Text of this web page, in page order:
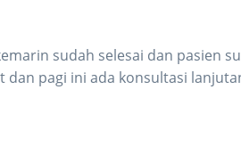
sudah selesai dan pasien
dan pagi ini ada konsultasi